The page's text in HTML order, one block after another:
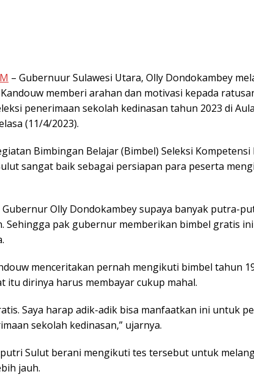
– Gubernuur Sulawesi Utara, Olly Dondokambey
memberi arahan dan motivasi kepada
penerimaan sekolah kedinasan tahun 2023 di
(11/4/2023).
Bimbingan Belajar (Bimbel) Seleksi Kompetensi
sangat baik sebagai persiapan para peserta
Olly Dondokambey supaya banyak putra-
Sehingga pak gubernur memberikan bimbel gratis
menceritakan pernah mengikuti bimbel tahun
itu dirinya harus membayar cukup mahal.
Saya harap adik-adik bisa manfaatkan ini untuk
sekolah kedinasan,” ujarnya.
Sulut berani mengikuti tes tersebut untuk
jauh.